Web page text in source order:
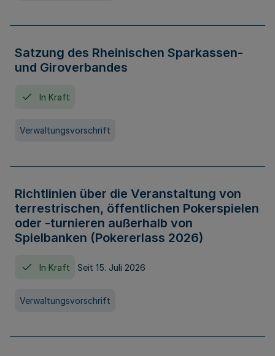
Satzung des Rheinischen Sparkassen-
und Giroverbandes
In Kraft
Verwaltungsvorschrift
Richtlinien über die Veranstaltung von
terrestrischen, öffentlichen Pokerspielen
oder -turnieren außerhalb von
Spielbanken (Pokererlass 2026)
In Kraft Seit 15. Juli 2026
Verwaltungsvorschrift